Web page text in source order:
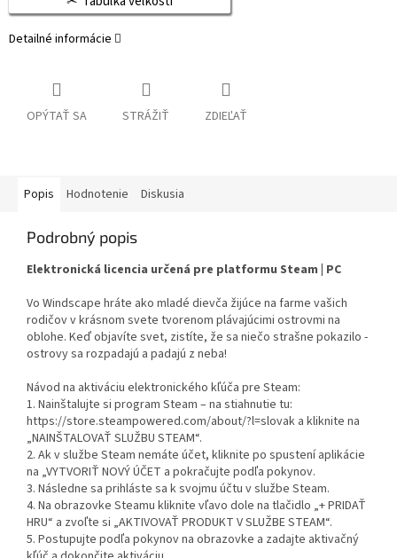
Detailné informácie
OPÝTAŤ SA STRÁŽIŤ ZDIEĽAŤ
Popis Hodnotenie Diskusia
Podrobný popis
Elektronická licencia určená pre platformu Steam | PC
Vo Windscape hráte ako mladé dievča žijúce na farme vašich
rodičov v krásnom svete tvorenom plávajúcimi ostrovmi na
oblohe. Keď objavíte svet, zistíte, že sa niečo strašne pokazilo -
ostrovy sa rozpadajú a padajú z neba!
Návod na aktiváciu elektronického kľúča pre Steam:
1. Nainštalujte si program Steam – na stiahnutie tu:
https://store.steampowered.com/about/?l=slovak a kliknite na
„NAINŠTALOVAŤ SLUŽBU STEAM“.
2. Ak v službe Steam nemáte účet, kliknite po spustení aplikácie
na „VYTVORIŤ NOVÝ ÚČET a pokračujte podľa pokynov.
3. Následne sa prihláste sa k svojmu účtu v službe Steam.
4. Na obrazovke Steamu kliknite vľavo dole na tlačidlo „+ PRIDAŤ
HRU“ a zvoľte si „AKTIVOVAŤ PRODUKT V SLUŽBE STEAM“.
5. Postupujte podľa pokynov na obrazovke a zadajte aktivačný